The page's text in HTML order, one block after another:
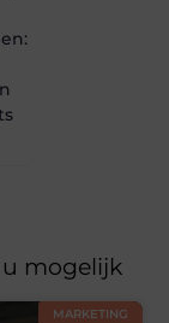
mogelijk
MARKETING